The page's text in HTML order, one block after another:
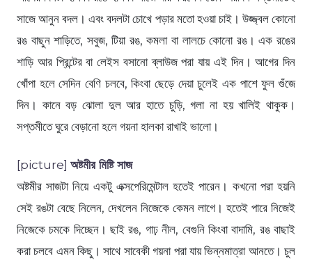
সাজে আনুন বদল। এবং বদলটা চোখে পড়ার মতো হওয়া চাই। উজ্জ্বল কোনো
রঙ বাছুন শাড়িতে, সবুজ, টিয়া রঙ, কমলা বা লালচে কোনো রঙ। এক রঙের
শাড়ি আর প্রিন্টের বা লেইস বসানো ব্লাউজ পরা যায় এই দিন। আগের দিন
খোঁপা হলে সেদিন বেণি চলবে, কিংবা ছেড়ে দেয়া চুলেই এক পাশে ফুল গুঁজে
দিন। কানে বড় ঝোলা দুল আর হাতে চুড়ি, গলা না হয় খালিই থাকুক।
সপ্তমীতে ঘুরে বেড়ানো হলে গয়না হালকা রাখাই ভালো।
[picture] অষ্টমীর মিষ্টি সাজ
অষ্টমীর সাজটা নিয়ে একটু এক্সপেরিমেন্টাল হতেই পারেন। কখনো পরা হয়নি
সেই রঙটা বেছে নিলেন, দেখলেন নিজেকে কেমন লাগে। হতেই পারে নিজেই
নিজেকে চমকে দিচ্ছেন। ছাই রঙ, গাঢ় নীল, বেগুনি কিংবা বাদামি, রঙ বাছাই
করা চলবে এমন কিছু। সাথে সাবেকী গয়না পরা যায় ভিন্নমাত্রা আনতে। চুল